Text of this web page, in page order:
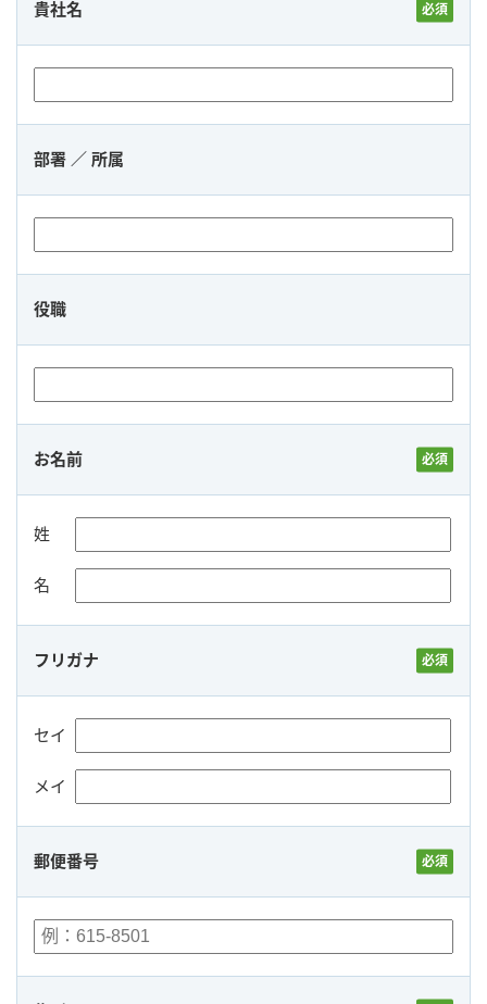
貴社名
部署 ／ 所属
役職
お名前
姓
名
フリガナ
セイ
メイ
郵便番号